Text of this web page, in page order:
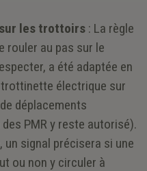
les trottoirs : La règle
rouler au pas sur le
a été adaptée en
trottinette électrique sur
déplacements
PMR y reste autorisé).
un signal précisera si une
ou non y circuler à